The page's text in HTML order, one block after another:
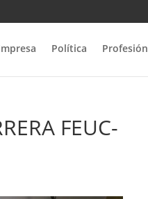
Política Profesión
FEUC-